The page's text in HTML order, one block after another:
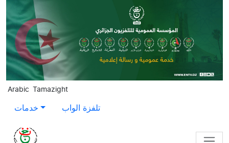
Skip to main content
Arabic Tamazight
خدمات تلفزة الواب